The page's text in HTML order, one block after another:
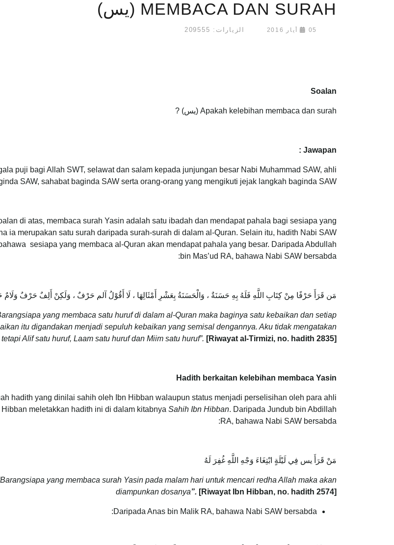
MEMBACA DAN SURAH (يس)
05 أيار 2016 الزيارات: 209555
Soalan
Apakah kelebihan membaca dan surah (يس) ?
Jawapan :
puji bagi Allah SWT, selawat dan salam kepada junjungan besar Nabi Muhammad SAW, ahli
SAW, sahabat baginda SAW serta orang-orang yang mengikuti jejak langkah baginda SAW.
di atas, membaca surah Yasin adalah satu ibadah dan mendapat pahala bagi sesiapa yang
ia merupakan satu surah daripada surah-surah di dalam al-Quran. Selain itu, hadith Nabi SAW
sesiapa yang membaca al-Quran akan mendapat pahala yang besar. Daripada Abdullah
bin Mas’ud RA, bahawa Nabi SAW bersabda:
مَن قَرَأَ حَرْفًا مِنْ كِتَابِ اللَّهِ فَلَهُ بِهِ حَسَنَةٌ ، وَالْحَسَنَةُ بِعَشْرِ أَمْثَالِهَا ، لَا أَقُوْلُ آلم حَرْفٌ ، وَلَكِنْ أَلِفٌ حَرْفٌ
yang membaca satu huruf di dalam al-Quran maka baginya satu kebaikan dan setiap
itu digandakan menjadi sepuluh kebaikan yang semisal dengannya. Aku tidak mengatakan “
Alif satu huruf, Laam satu huruf dan Miim satu huruf”. [Riwayat al-Tirmizi, no. hadith 2835]
Hadith berkaitan kelebihan membaca Yasin
hadith yang dinilai sahih oleh Ibn Hibban walaupun status menjadi perselisihan oleh para ahli
Hibban meletakkan hadith ini di dalam kitabnya Sahih Ibn Hibban. Daripada Jundub bin Abdillah
RA, bahawa Nabi SAW bersabda:
مَنْ قَرَأَ يس فِي لَيْلَةٍ ابْتِغَاءَ وَجْهِ اللَّهِ غُفِرَ لَهُ
yang membaca surah Yasin pada malam hari untuk mencari redha Allah maka akan
diampunkan dosanya”. [Riwayat Ibn Hibban, no. hadith 2574]
Daripada Anas bin Malik RA, bahawa Nabi SAW bersabda: